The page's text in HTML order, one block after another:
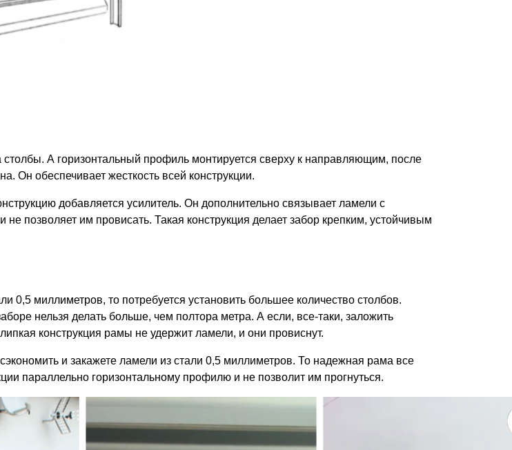
А горизонтальный профиль монтируется сверху к направляющим, после
Он обеспечивает жесткость всей конструкции.
добавляется усилитель. Он дополнительно связывает ламели с
позволяет им провисать. Такая конструкция делает забор крепким, устойчивым
0,5 миллиметров, то потребуется установить большее количество столбов.
нельзя делать больше, чем полтора метра. А если, все-таки, заложить
конструкция рамы не удержит ламели, и они провиснут.
и закажете ламели из стали 0,5 миллиметров. То надежная рама все
параллельно горизонтальному профилю и не позволит им прогнуться.